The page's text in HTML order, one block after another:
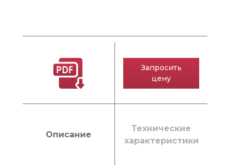
Описание
Технические
характеристики
Запросить
цену